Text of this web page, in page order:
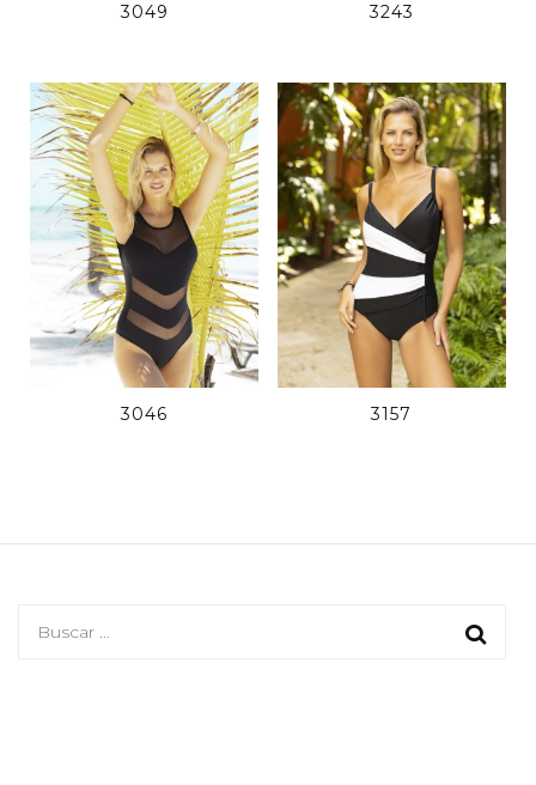
3049 3243
3046 3157
Buscar: